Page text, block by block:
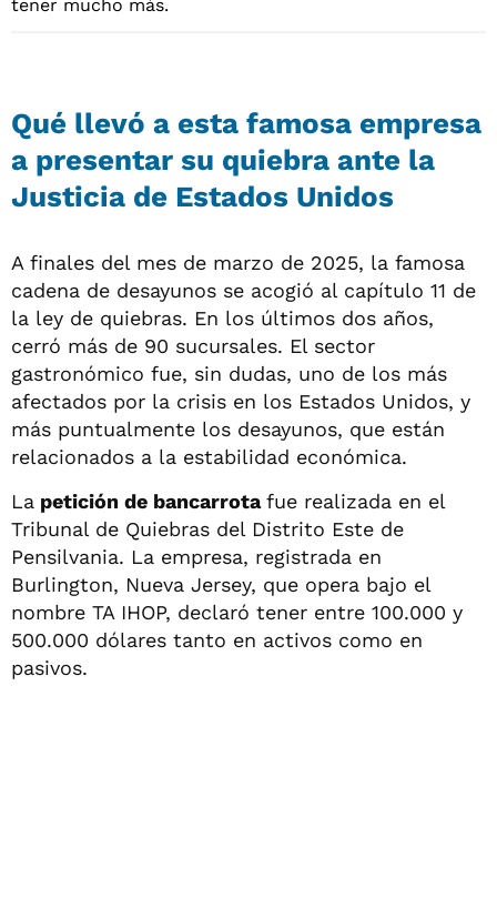
Qué llevó a esta famosa empresa
a presentar su quiebra ante la
Justicia de Estados Unidos
A finales del mes de marzo de 2025, la famosa
cadena de desayunos se acogió al capítulo 11 de
la ley de quiebras. En los últimos dos años,
cerró más de 90 sucursales. El sector
gastronómico fue, sin dudas, uno de los más
afectados por la crisis en los Estados Unidos, y
más puntualmente los desayunos, que están
relacionados a la estabilidad económica.
La petición de bancarrotafue realizada en el
Tribunal de Quiebras del Distrito Este de
Pensilvania. La empresa, registrada en
Burlington, Nueva Jersey, que opera bajo el
nombre TA IHOP, declaró tener entre 100.000 y
500.000 dólares tanto en activos como en
pasivos.